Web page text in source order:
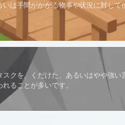
は手間がかかる物事や状況に対して
スクを、くだけた、あるいはやや強い
ることが多いです。